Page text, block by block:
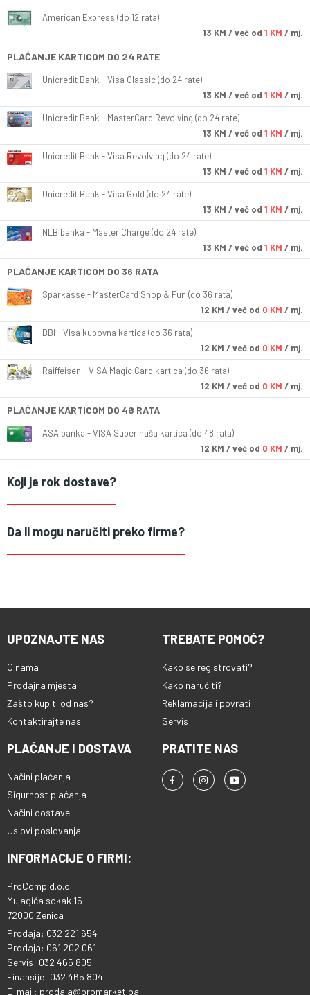
American Express (do 12 rata)
13 KM / već od 1 KM / mj.
PLAĆANJE KARTICOM DO 24 RATE
Unicredit Bank - Visa Classic (do 24 rate)
13 KM / već od 1 KM / mj.
Unicredit Bank - MasterCard Revolving (do 24 rate)
13 KM / već od 1 KM / mj.
Unicredit Bank - Visa Revolving (do 24 rate)
13 KM / već od 1 KM / mj.
Unicredit Bank - Visa Gold (do 24 rate)
13 KM / već od 1 KM / mj.
NLB banka - Master Charge (do 24 rate)
13 KM / već od 1 KM / mj.
PLAĆANJE KARTICOM DO 36 RATA
Sparkasse - MasterCard Shop & Fun (do 36 rata)
12 KM / već od 0 KM / mj.
BBI - Visa kupovna kartica (do 36 rata)
12 KM / već od 0 KM / mj.
Raiffeisen - VISA Magic Card kartica (do 36 rata)
12 KM / već od 0 KM / mj.
PLAĆANJE KARTICOM DO 48 RATA
ASA banka - VISA Super naša kartica (do 48 rata)
12 KM / već od 0 KM / mj.
Koji je rok dostave?
Da li mogu naručiti preko firme?
UPOZNAJTE NAS
O nama
Prodajna mjesta
Zašto kupiti od nas?
Kontaktirajte nas
TREBATE POMOĆ?
Kako se registrovati?
Kako naručiti?
Reklamacija i povrati
Servis
PLAĆANJE I DOSTAVA
Načini plaćanja
Sigurnost plaćanja
Načini dostave
Uslovi poslovanja
PRATITE NAS
INFORMACIJE O FIRMI:
ProComp d.o.o.
Mujagića sokak 15
72000 Zenica
Prodaja: 032 221 654
Prodaja: 061 202 061
Servis: 032 465 805
Finansije: 032 465 804
E-mail: prodaja@promarket.ba